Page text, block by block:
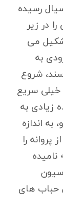
رسیده
در زیر
می
به
شروع
این کار، خیلی سریع
زیادی به
اندازه
را
حباب های